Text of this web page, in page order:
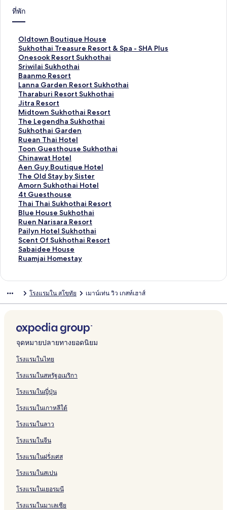
ที่พัก
Oldtown Boutique House
ลิ
ง
ก์
ม
า
ต
ร
ฐ
า
น
สำ
ห
รั
บ
O
l
d
t
o
w
n
B
o
u
t
H
s
e
Sukhothai Treasure Resort & Spa - SHA Plus
ลิ
ง
ก์
ม
า
ต
ร
ฐ
า
น
สำ
ห
รั
บ
S
u
k
h
o
t
h
a
i
T
u
R
e
s
o
t
S
p
a
-
H
P
l
u
s
Onesook Resort Sukhothai
ลิ
ง
ก์
ม
า
ต
ร
ฐ
า
น
สำ
ห
รั
บ
O
n
e
s
o
o
k
R
e
S
h
o
t
h
i
Sriwilai Sukhothai
ลิ
ง
ก์
ม
า
ต
ร
ฐ
า
น
สำ
ห
รั
บ
S
r
i
w
i
l
a
i
o
a
i
Baanmo Resort
ลิ
ง
ก์
ม
า
ต
ร
ฐ
า
น
สำ
ห
รั
บ
B
a
a
n
m
o
R
t
Lanna Garden Resort Sukhothai
ลิ
ง
ก์
ม
า
ต
ร
ฐ
า
น
สำ
ห
รั
บ
L
a
n
n
a
G
n
s
o
r
t
u
h
o
t
h
i
Tharaburi Resort Sukhothai
ลิ
ง
ก์
ม
า
ต
ร
ฐ
า
น
สำ
ห
รั
บ
T
h
a
r
a
R
o
r
t
S
k
o
t
h
a
Jitra Resort
ลิ
ง
ก์
ม
า
ต
ร
ฐ
า
น
สำ
ห
รั
บ
J
i
t
r
o
Midtown Sukhothai Resort
ลิ
ง
ก์
ม
า
ต
ร
ฐ
า
น
สำ
ห
รั
บ
M
i
d
S
h
o
t
h
i
e
s
o
r
The Legendha Sukhothai
ลิ
ง
ก์
ม
า
ต
ร
ฐ
า
น
สำ
ห
รั
บ
T
h
e
h
a
S
u
h
t
h
a
i
Sukhothai Garden
ลิ
ง
ก์
ม
า
ต
ร
ฐ
า
น
สำ
ห
รั
บ
S
t
i
G
a
r
e
Ruean Thai Hotel
ลิ
ง
ก์
ม
า
ต
ร
ฐ
า
น
สำ
ห
รั
บ
n
a
i
H
o
e
Toon Guesthouse Sukhothai
ลิ
ง
ก์
ม
า
ต
ร
ฐ
า
น
สำ
ห
รั
n
e
s
t
h
u
e
S
u
k
o
h
a
i
Chinawat Hotel
ลิ
ง
ก์
ม
า
ต
ร
ฐ
า
น
สำ
ห
i
w
a
t
H
t
l
Aen Guy Boutique Hotel
ลิ
ง
ก์
ม
า
ต
ร
ฐ
า
น
สำ
e
u
y
B
o
t
q
u
e
H
t
l
The Old Stay by Sister
ลิ
ง
ก์
ม
า
ต
ร
ฐ
า
น
T
O
l
d
S
a
b
y
S
i
t
r
Amorn Sukhothai Hotel
ลิ
ง
ก์
ม
า
ต
ร
ฐ
า
บ
o
r
n
S
k
o
t
h
a
H
t
e
l
4t Guesthouse
ลิ
ง
ก์
ม
า
ต
ร
ฐ
รั
t
G
u
e
t
o
u
s
e
Thai Thai Sukhothai Resort
ลิ
ง
ก์
ม
า
ต
ร
สำ
ห
T
h
a
i
h
i
S
u
k
o
h
a
i
R
e
s
Blue House Sukhothai
ลิ
ง
ก์
ม
า
ต
สำ
บ
B
l
u
H
u
s
e
S
k
o
t
h
a
i
Ruen Narisara Resort
ลิ
ง
ก์
ม
า
น
รั
บ
R
u
n
a
r
i
s
r
R
e
s
o
r
t
Pailyn Hotel Sukhothai
ลิ
ง
ก์
ม
า
ห
รั
บ
P
i
y
n
H
o
e
S
u
k
h
o
t
Scent Of Sukhothai Resort
ลิ
ง
ก์
ฐ
สำ
ห
รั
บ
c
n
t
O
f
u
h
o
t
h
a
i
Sabaidee House
ลิ
ง
ร
น
สำ
ห
รั
S
b
a
i
d
e
o
u
s
e
Ruamjai Homestay
ลิ
ต
า
น
สำ
ห
บ
u
a
m
j
i
o
m
e
s
t
a
โรงแรมใน สุโขทัย เมาน์เท่น วิว เกสท์เฮาส์
จุดหมายปลายทางยอดนิยม
โรงแรมในไทย
โรงแรมในสหรัฐอเมริกา
โรงแรมในญี่ปุ่น
โรงแรมในเกาหลีใต้
โรงแรมในลาว
โรงแรมในจีน
โรงแรมในฝรั่งเศส
โรงแรมในสเปน
โรงแรมในเยอรมนี
โรงแรมในมาเลเซีย